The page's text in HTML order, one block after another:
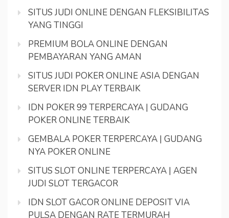
SITUS JUDI ONLINE DENGAN FLEKSIBILITAS
YANG TINGGI
PREMIUM BOLA ONLINE DENGAN
PEMBAYARAN YANG AMAN
SITUS JUDI POKER ONLINE ASIA DENGAN
SERVER IDN PLAY TERBAIK
IDN POKER 99 TERPERCAYA | GUDANG
POKER ONLINE TERBAIK
GEMBALA POKER TERPERCAYA | GUDANG
NYA POKER ONLINE
SITUS SLOT ONLINE TERPERCAYA | AGEN
JUDI SLOT TERGACOR
IDN SLOT GACOR ONLINE DEPOSIT VIA
PULSA DENGAN RATE TERMURAH